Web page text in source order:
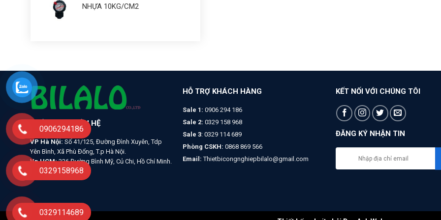
NHỰA 10KG/CM2
THÔNG TIN LIÊN HỆ
VP Hà Nội: Số 41/125, Đường Đình Xuyên, Tdp
Yên Bình, Xã Phù Đổng, T.p Hà Nội.
Vp HCM:326 Đường Bình Mỹ, Củ Chi, Hồ Chí Minh.
HỖ TRỢ KHÁCH HÀNG
Sale 1:0906 294 186
Sale 2: 0329 158 968
Sale 3: 0329 114 689
Phòng CSKH: 0868 869 566
Email: Thietbicongnghiepbilalo@gmail.com
KẾT NỐI VỚI CHÚNG TÔI
ĐĂNG KÝ NHẬN TIN
0906294186
0329158968
0329114689